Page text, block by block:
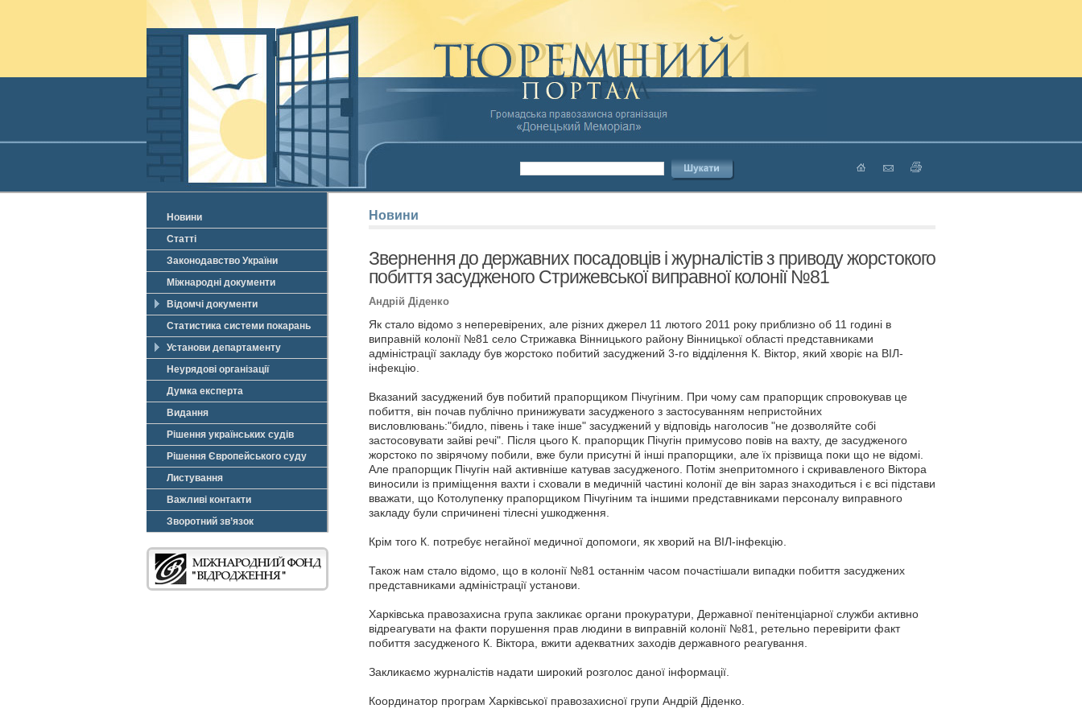
Новини
Статті
Законодавство України
Міжнародні документи
Відомчі документи
Статистика системи покарань
Установи департаменту
Неурядові організації
Думка експерта
Видання
Рішення українських судів
Рішення Європейського суду
Листування
Важливі контакти
Зворотний зв’язок
Новини
Звернення до державних посадовців і журналістів з приводу жорстокого
побиття засудженого Стрижевської виправної колонії №81
Андрій Діденко
Як стало відомо з неперевірених, але різних джерел 11 лютого 2011 року приблизно об 11 годині в
виправній колонії №81 село Стрижавка Вінницького району Вінницької області представниками
адміністрації закладу був жорстоко побитий засуджений 3-го відділення К. Віктор, який хворіє на ВІЛ-
інфекцію.
Вказаний засуджений був побитий прапорщиком Пічугіним. При чому сам прапорщик спровокував це
побиття, він почав публічно принижувати засудженого з застосуванням непристойних
висловлювань:"бидло, півень і таке інше" засуджений у відповідь наголосив "не дозволяйте собі
застосовувати зайві речі". Після цього К. прапорщик Пічугін примусово повів на вахту, де засудженого
жорстоко по звірячому побили, вже були присутні й інші прапорщики, але їх прізвища поки що не відомі.
Але прапорщик Пічугін най активніше катував засудженого. Потім знепритомного і скривавленого Віктора
виносили із приміщення вахти і сховали в медичній частині колонії де він зараз знаходиться і є всі підстави
вважати, що Котолупенку прапорщиком Пічугіним та іншими представниками персоналу виправного
закладу були спричинені тілесні ушкодження.
Крім того К. потребує негайної медичної допомоги, як хворий на ВІЛ-інфекцію.
Також нам стало відомо, що в колонії №81 останнім часом почастішали випадки побиття засуджених
представниками адміністрації установи.
Харківська правозахисна група закликає органи прокуратури, Державної пенітенціарної служби активно
відреагувати на факти порушення прав людини в виправній колонії №81, ретельно перевірити факт
побиття засудженого К. Віктора, вжити адекватних заходів державного реагування.
Закликаємо журналістів надати широкий розголос даної інформації.
Координатор програм Харківської правозахисної групи Андрій Діденко.